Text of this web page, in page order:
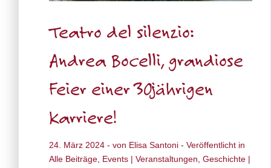
Teatro del silenzio:
Andrea Bocelli, grandiose
Feier einer 30jährigen
Karriere!
24. März 2024 - von Elisa Santoni - Veröffentlicht in
Alle Beiträge, Events | Veranstaltungen, Geschichte |